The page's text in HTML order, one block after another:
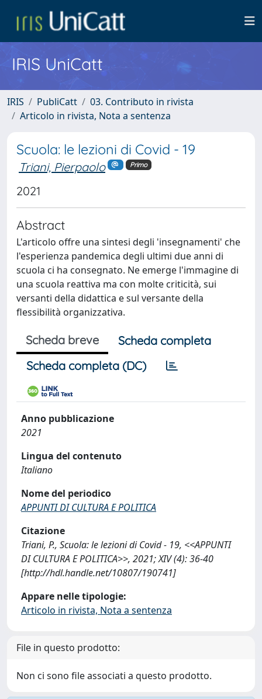
IRIS UniCatt
IRIS PubliCatt
03. Contributo in rivista
Articolo in rivista, Nota a sentenza
Scuola: le lezioni di Covid - 19
Triani, Pierpaolo Primo
2021
Abstract
L'articolo offre una sintesi degli 'insegnamenti' che
l'esperienza pandemica degli ultimi due anni di
scuola ci ha consegnato. Ne emerge l'immagine di
una scuola reattiva ma con molte criticità, sui
versanti della didattica e sul versante della
flessibilità organizzativa.
Scheda breve
Scheda completa
Scheda completa (DC)
Anno pubblicazione
2021
Lingua del contenuto
Italiano
Nome del periodico
APPUNTI DI CULTURA E POLITICA
Citazione
Triani, P., Scuola: le lezioni di Covid - 19, <<APPUNTI
DI CULTURA E POLITICA>>, 2021; XIV (4): 36-40
[http://hdl.handle.net/10807/190741]
Appare nelle tipologie:
Articolo in rivista, Nota a sentenza
File in questo prodotto:
Non ci sono file associati a questo prodotto.